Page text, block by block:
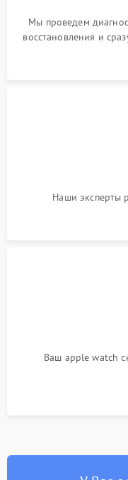
Мы проведем
восстановления и
Наши эксперты
Ваш apple watch